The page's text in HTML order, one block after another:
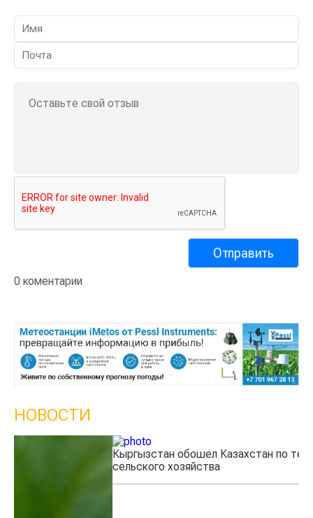
0 коментарии
НОВОСТИ
Кыргызстан обошел Казахстан по темпам роста
сельского хозяйства